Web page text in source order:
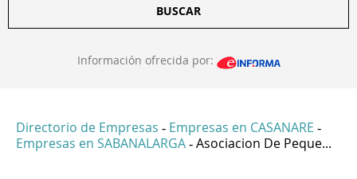
BUSCAR
Información ofrecida por:
Directorio de Empresas - Empresas en CASANARE -
Empresas en SABANALARGA - Asociacion De Peque...